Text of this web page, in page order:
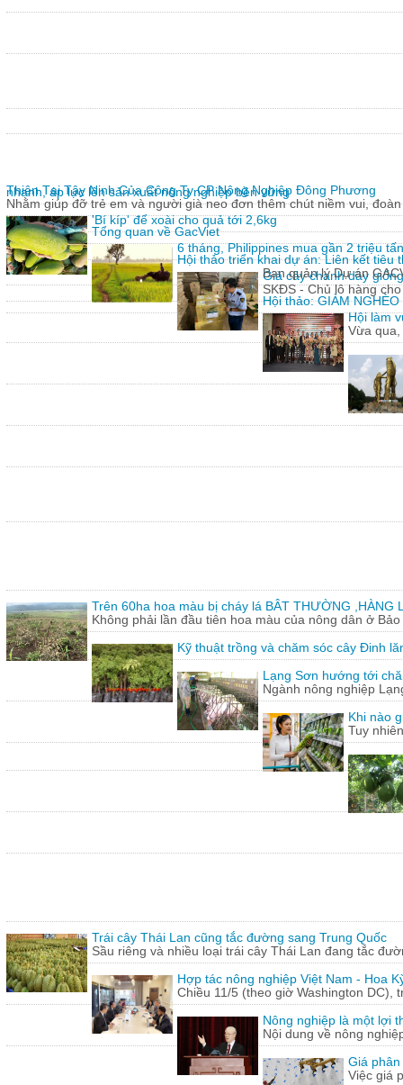
nhanh, áp lực lên sản xuất nông nghiệp bền vững
'Bí kíp' để xoài cho quả tới 2,6kg
6 tháng, Philippines mua gần 2 triệu
Giả cây chanh dây
SKĐS - Chủ lô hàng
Hội làm
Vừa qua,
Trên 60ha hoa màu bị cháy lá BÂT THƯỜNG
Không phải lần đầu tiên hoa màu của nông dân ở
Kỹ thuật trồng và chăm sóc cây Đinh
Lạng Sơn hướng tới
Ngành nông nghiệp
Khi nào
Tuy
Trái cây Thái Lan cũng tắc đường sang Trung Quốc
Sầu riêng và nhiều loại trái cây Thái Lan đang tắc
Hợp tác nông nghiệp Việt Nam - Hoa
Chiều 11/5 (theo giờ Washington DC),
Nông nghiệp là một lợi
Nội dung về nông
Giá
Việc giá
Thiện Tại Tây Ninh Của Công Ty CP Nông Nghiệp Đông Phương
Nhằm giúp đỡ trẻ em và người già neo đơn thêm chút niềm vui,
Tổng quan về GacViet
Hội thảo triển khai dự án: Liên kết tiêu
Ban quản lý Dự án
Hội thảo: GIẢM